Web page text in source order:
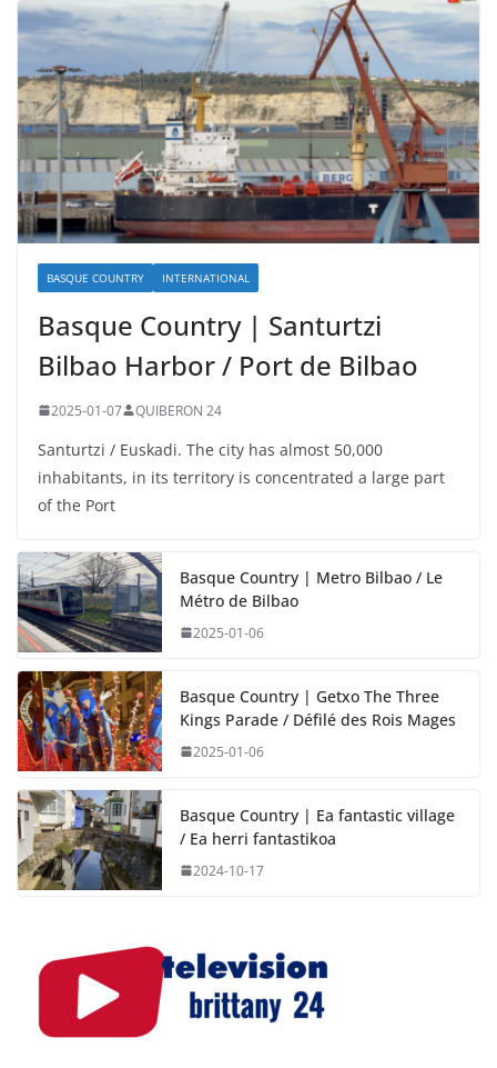
BASQUE COUNTRY INTERNATIONAL
Basque Country | Santurtzi
Bilbao Harbor / Port de Bilbao
2025-01-07 QUIBERON 24
Santurtzi / Euskadi. The city has almost 50,000
inhabitants, in its territory is concentrated a large part
of the Port
Basque Country | Metro Bilbao / Le
Métro de Bilbao
2025-01-06
Basque Country | Getxo The Three
Kings Parade / Défilé des Rois Mages
2025-01-06
Basque Country | Ea fantastic village
/ Ea herri fantastikoa
2024-10-17